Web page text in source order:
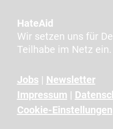
A
a
n
z
e
i
HateAid
Wir setzen uns für
Teilhabe im Netz ein.
Jobs | Newsletter
Impressum |
Cookie-Einstellungen